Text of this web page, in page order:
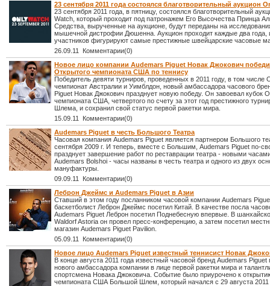
23 сентября 2011 года состоялся благотворительный аукцион
23 сентября 2011 года, в пятницу, состоялся благотворительный
Watch, который проходит под патронажем Его Высочества Принца
Средства, вырученные на аукционе, будут переданы на
мышечной дистрофии Дюшенна. Аукцион проходит каждые два года,
участников фигурируют самые престижные швейцарские часовые
26.09.11 Комментарии(0)
Новое лицо компании Audemars Piguet Новак Джокович
Открытого чемпионата США по теннису
Победитель девяти турниров, проведенных в 2011 году, в том числе
чемпионат Австралии и Уимблдон, новый амбассадора часового
Piguet Новак Джокович празднует новую победу. Он завоевал кубок
чемпионата США, четвертого по счету за этот год престижного
Шлема, и сохранил свой статус первой ракетки мира.
15.09.11 Комментарии(0)
Audemars Piguet в честь Большого Театра
Часовая компания Audemars Piguet является партнером Большого
сентября 2009 г. И теперь, вместе с Большим, Audemars Piguet по-
празднует завершение работ по реставрации театра - новыми
Audemars Bolshoi - часы названы в честь театра и одного из двух
мануфактуры.
09.09.11 Комментарии(0)
Леброн Джеймс и Audemars Piguet в Азии
Ставший в этом году посланником часовой компании Audemars
баскетболист Леброн Джеймс посетил Китай. В качестве посла
Audemars Piguet Леброн посетил Поднебесную впервые. В
Waldorf Astoria он провел пресс-конференцию, а затем посетил
магазин Audemars Piguet Pavilion.
05.09.11 Комментарии(0)
Новое лицо Audemars Piguet известный теннисист Новак
В конце августа 2011 года известный часовой бренд Audemars Piguet
нового амбассадора компании в лице первой ракетки мира и
спортсмена Новака Джоковича. Событие было приурочено к
чемпионата США Большой Шлем, который начался с 29 августа 2011